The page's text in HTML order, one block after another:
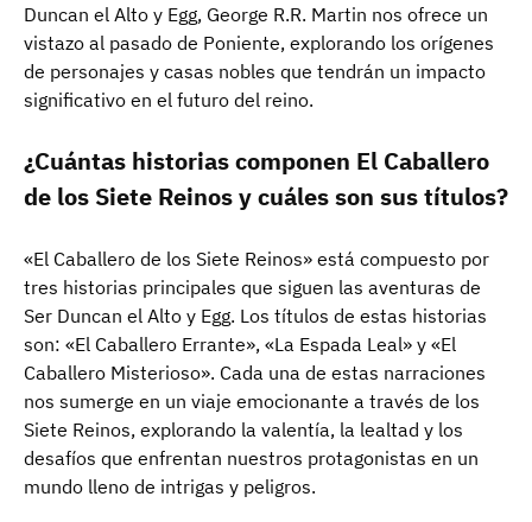
Duncan el Alto y Egg, George R.R. Martin nos ofrece un
vistazo al pasado de Poniente, explorando los orígenes
de personajes y casas nobles que tendrán un impacto
significativo en el futuro del reino.
¿Cuántas historias componen El Caballero
de los Siete Reinos y cuáles son sus títulos?
«El Caballero de los Siete Reinos» está compuesto por
tres historias principales que siguen las aventuras de
Ser Duncan el Alto y Egg. Los títulos de estas historias
son: «El Caballero Errante», «La Espada Leal» y «El
Caballero Misterioso». Cada una de estas narraciones
nos sumerge en un viaje emocionante a través de los
Siete Reinos, explorando la valentía, la lealtad y los
desafíos que enfrentan nuestros protagonistas en un
mundo lleno de intrigas y peligros.